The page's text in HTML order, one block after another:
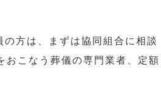
方は、まずは協同組合に相談
おこなう葬儀の専門業者、定額